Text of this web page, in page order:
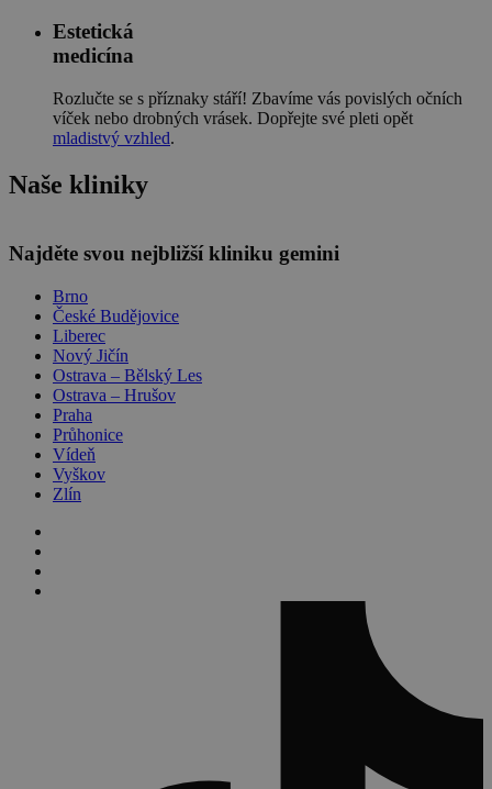
Estetická
medicína
Rozlučte se s příznaky stáří! Zbavíme vás povislých očních
víček nebo drobných vrásek. Dopřejte své pleti opět
mladistvý vzhled.
Naše kliniky
Najděte svou nejbližší kliniku gemini
Brno
České Budějovice
Liberec
Nový Jičín
Ostrava – Bělský Les
Ostrava – Hrušov
Praha
Průhonice
Vídeň
Vyškov
Zlín